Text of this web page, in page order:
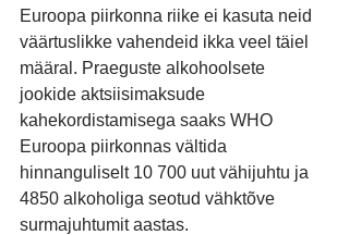
Euroopa piirkonna riike ei kasuta neid
väärtuslikke vahendeid ikka veel täiel
määral. Praeguste alkohoolsete
jookide aktsiisimaksude
kahekordistamisega saaks WHO
Euroopa piirkonnas vältida
hinnanguliselt 10 700 uut vähijuhtu ja
4850 alkoholiga seotud vähktõve
surmajuhtumit aastas.